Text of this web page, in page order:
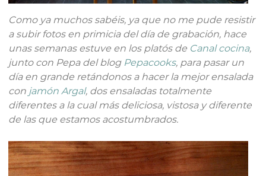
Como ya muchos sabéis, ya que no me pude resistir
a subir fotos en primicia del día de grabación, hace
unas semanas estuve en los platós de Canal cocina,
junto con Pepa del blog Pepacooks, para pasar un
día en grande retándonos a hacer la mejor ensalada
con jamón Argal, dos ensaladas totalmente
diferentes a la cual más deliciosa, vistosa y diferente
de las que estamos acostumbrados.